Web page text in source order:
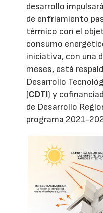
desarrollo
de enfriamiento
térmico con el
consumo
iniciativa, con una
meses, está
Desarrollo
(CDTI) y
de Desarrollo
programa 2021-